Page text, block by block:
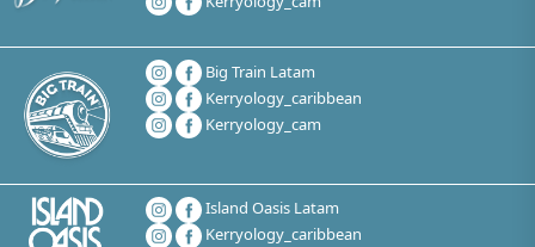
Big Train Latam
Kerryology_caribbean
Kerryology_cam
Island Oasis Latam
Kerryology_caribbean